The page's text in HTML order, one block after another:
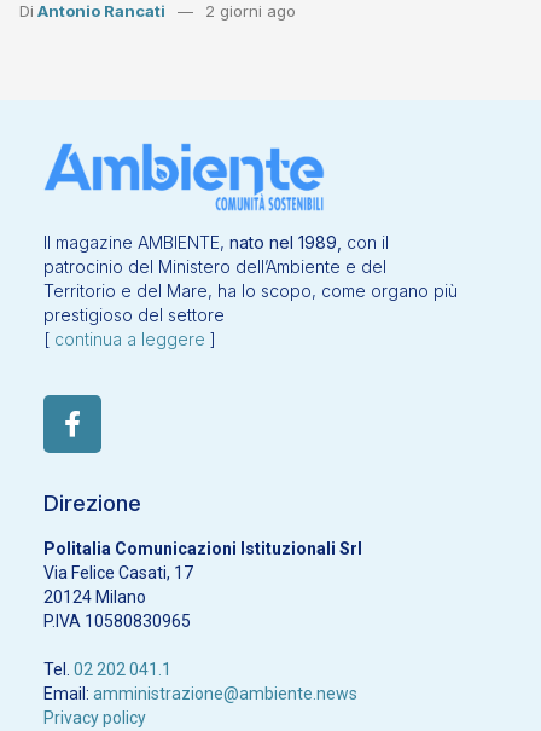
Di Antonio Rancati 2 giorni ago
Il magazine AMBIENTE, nato nel 1989, con il
patrocinio del Ministero dell’Ambiente e del
Territorio e del Mare, ha lo scopo, come organo più
prestigioso del settore
[ continua a leggere ]
Direzione
Politalia Comunicazioni Istituzionali Srl
Via Felice Casati, 17
20124 Milano
P.IVA 10580830965
Tel. 02 202 041.1
Email: amministrazione@ambiente.news
Privacy policy